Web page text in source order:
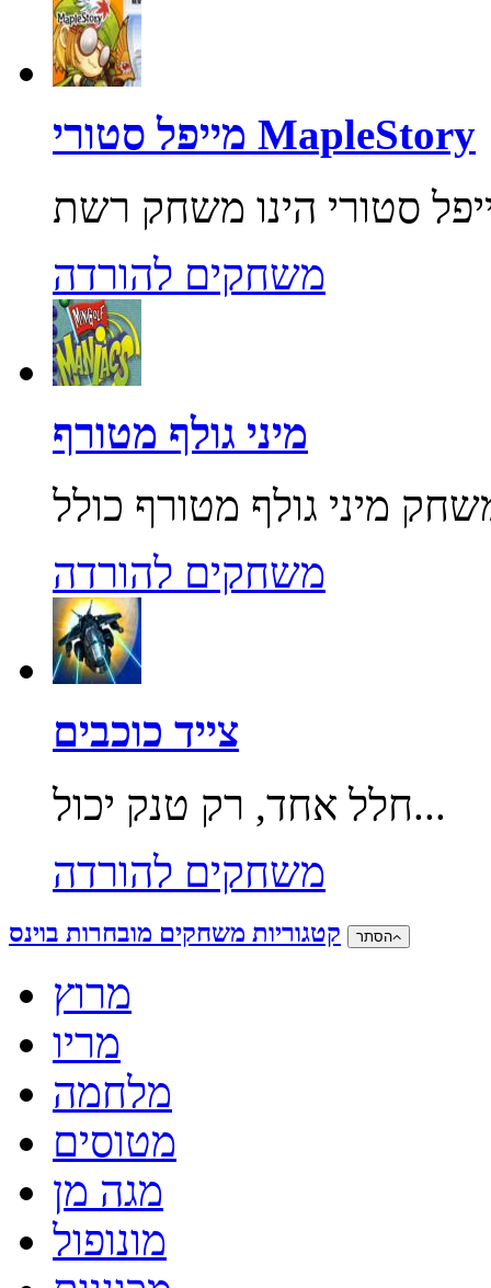
מייפל סטורי MapleStory
משחקים להורדה
מיני גולף מטורף
משחקים להורדה
צייד כוכבים
חלל אחד, רק טנק יכול...
משחקים להורדה
קטגוריות משחקים מובחרות בוינס הסתר
מרוץ
מריו
מלחמה
מטוסים
מגה מן
מונופול